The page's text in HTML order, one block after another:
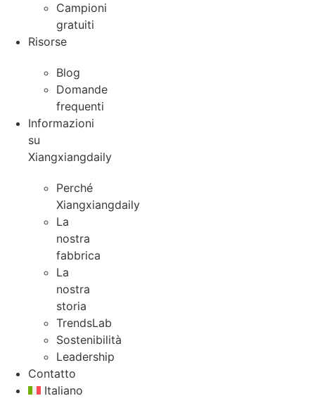
Campioni
gratuiti
Risorse
Blog
Domande
frequenti
Informazioni
su
Xiangxiangdaily
Perché
Xiangxiangdaily
La
nostra
fabbrica
La
nostra
storia
TrendsLab
Sostenibilità
Leadership
Contatto
Italiano